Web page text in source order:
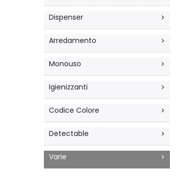
Dispenser >
Arredamento >
Monouso >
Igienizzanti >
Codice Colore >
Detectable >
Varie >